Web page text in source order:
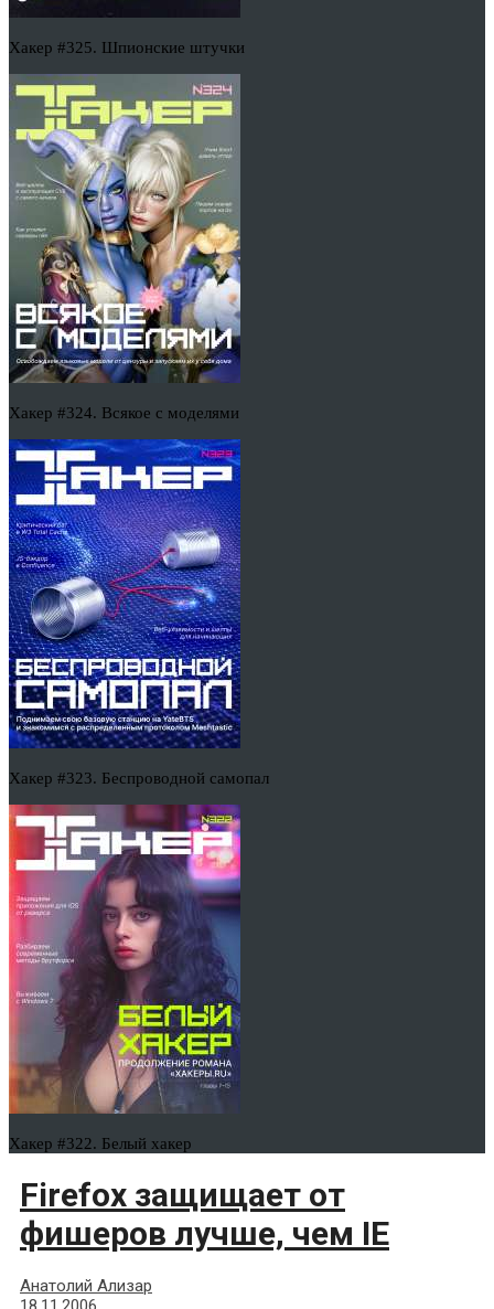
Хакер #325. Шпионские штучки
Хакер #324. Всякое с моделями
Хакер #323. Беспроводной самопал
Хакер #322. Белый хакер
Firefox защищает от
фишеров лучше, чем IE
Анатолий Ализар